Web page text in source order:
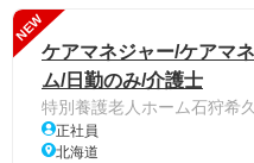
NEW
ケアマネジャー/ケアマ
ム/日勤のみ/介護士
特別養護老人ホーム石狩希
正社員
北海道